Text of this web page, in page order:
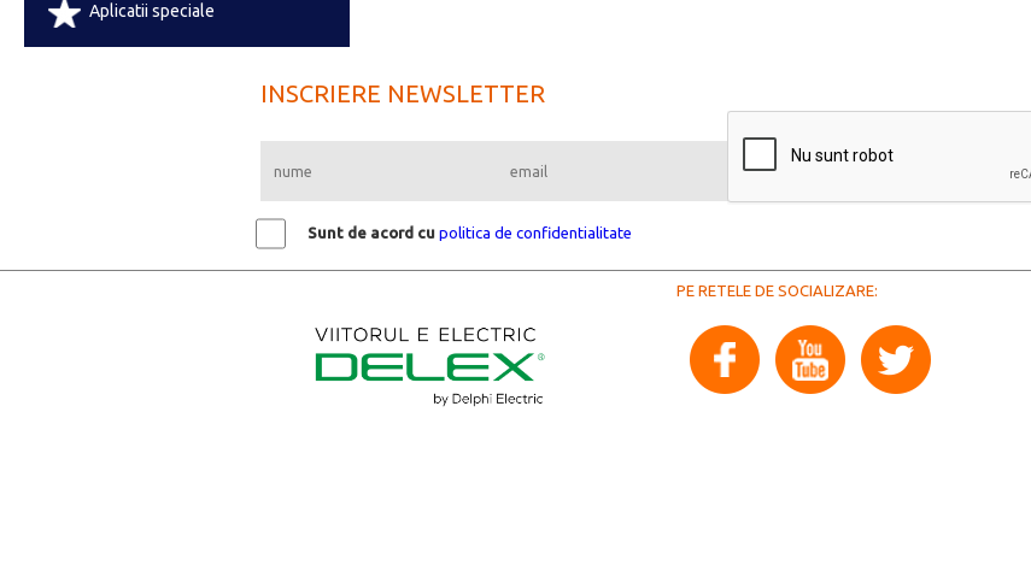
Aplicatii speciale
INSCRIERE NEWSLETTER
Sunt de acord cu politica de confidentialitate
PE RETELE DE SOCIALIZARE: